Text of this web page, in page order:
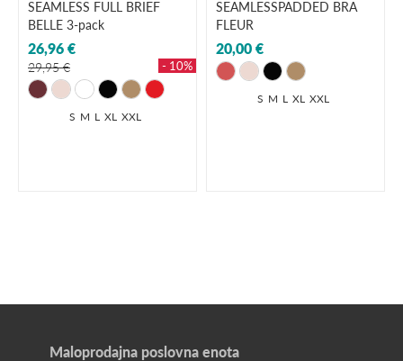
SEAMLESS FULL BRIEF
BELLE 3-pack
26,96 €
29,95 € - 10%
S M L XL XXL
SEAMLESSPADDED BRA
FLEUR
20,00 €
S M L XL XXL
Maloprodajna poslovna enota